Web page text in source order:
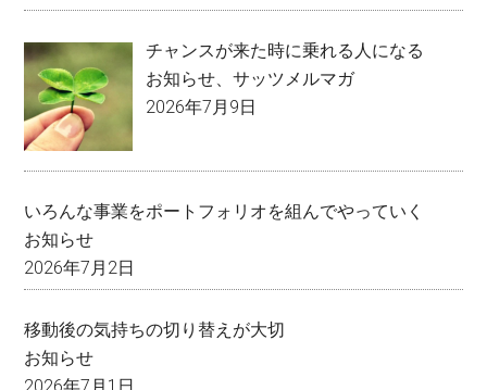
チャンスが来た時に乗れる人になる
お知らせ、サッツメルマガ
2026年7月9日
いろんな事業をポートフォリオを組んでやっていく
お知らせ
2026年7月2日
移動後の気持ちの切り替えが大切
お知らせ